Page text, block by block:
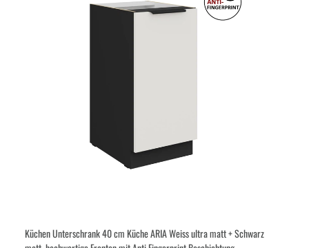
Küchen Unterschrank 40 cm Küche ARIA Weiss ultra matt + Schwarz